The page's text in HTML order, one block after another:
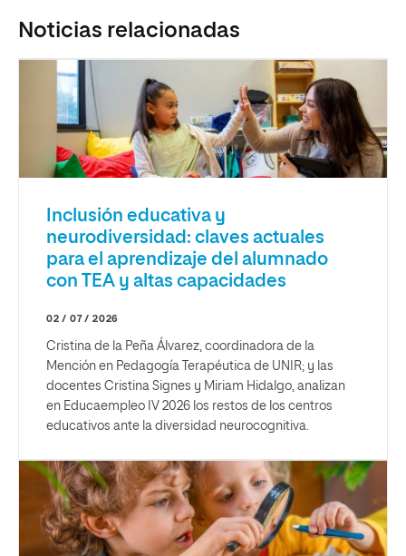
Noticias relacionadas
Inclusión educativa y
neurodiversidad: claves actuales
para el aprendizaje del alumnado
con TEA y altas capacidades
02 / 07 / 2026
Cristina de la Peña Álvarez, coordinadora de la
Mención en Pedagogía Terapéutica de UNIR; y las
docentes Cristina Signes y Miriam Hidalgo, analizan
en Educaempleo IV 2026 los restos de los centros
educativos ante la diversidad neurocognitiva.